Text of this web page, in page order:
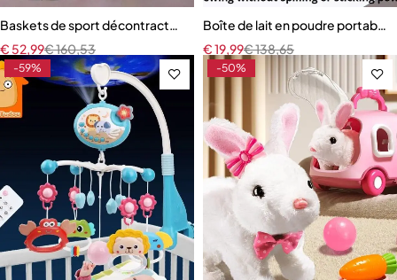
Baskets de sport décontractées pour enfants
€160,53
€ 52,99
Boîte de lait en poudre portable
€138,65
€19,99
-59% -50%